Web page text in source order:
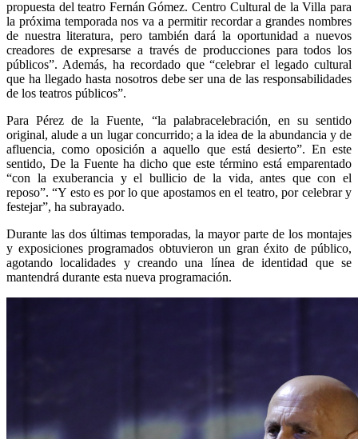
propuesta del teatro Fernán Gómez. Centro Cultural de la Villa para
la próxima temporada nos va a permitir recordar a grandes nombres
de nuestra literatura, pero también dará la oportunidad a nuevos
creadores de expresarse a través de producciones para todos los
públicos”. Además, ha recordado que “celebrar el legado cultural
que ha llegado hasta nosotros debe ser una de las responsabilidades
de los teatros públicos”.
Para Pérez de la Fuente, “la palabracelebración
en su sentido
original, alude a un lugar concurrido; a la idea de la abundancia y de
afluencia, como oposición a aquello que está desierto”. En este
sentido, De la Fuente ha dicho que este término está emparentado
“con la exuberancia y el bullicio de la vida, antes que con el
reposo”. “Y esto es por lo que apostamos en el teatro, por celebrar y
festejar”, ha subrayado.
Durante las dos últimas temporadas, la mayor parte de los montajes
y exposiciones programados obtuvieron un gran éxito de público,
agotando localidades y creando una línea de identidad que se
mantendrá durante esta nueva programación.